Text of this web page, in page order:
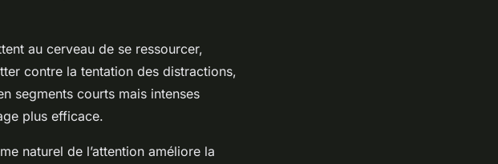
au cerveau de se ressourcer,
contre la tentation des distractions,
segments courts mais intenses
plus efficace.
naturel de l’attention améliore la